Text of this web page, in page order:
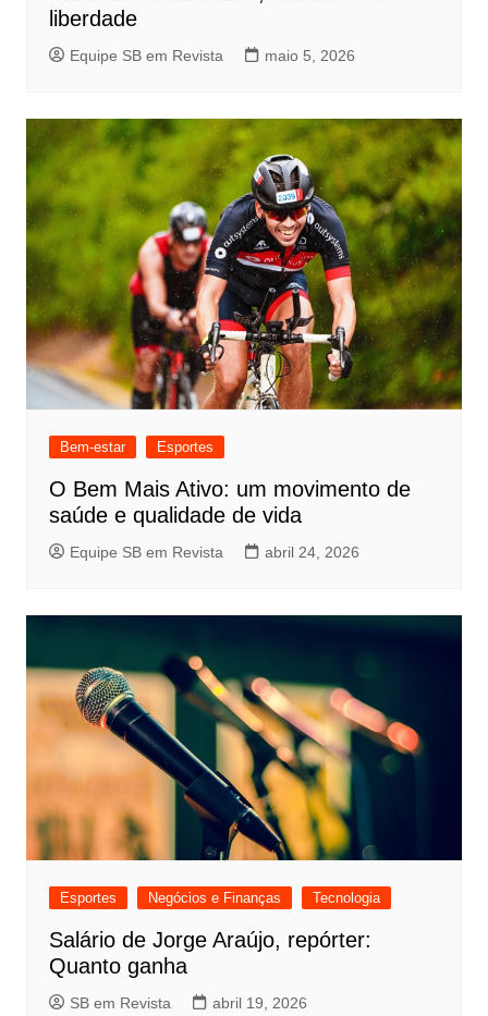
liberdade
Equipe SB em Revista maio 5, 2026
Bem-estar Esportes
O Bem Mais Ativo: um movimento de
saúde e qualidade de vida
Equipe SB em Revista abril 24, 2026
Esportes Negócios e Finanças Tecnologia
Salário de Jorge Araújo, repórter:
Quanto ganha
SB em Revista abril 19, 2026